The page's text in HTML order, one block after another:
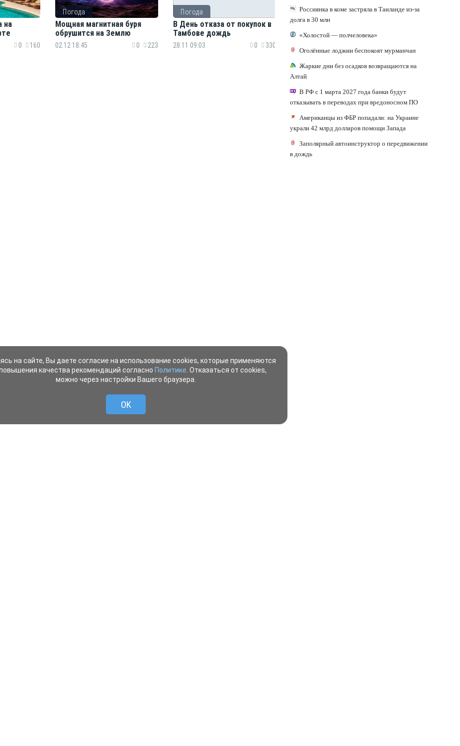
на
0 160
Погода
Мощная магнитная буря
обрушится на Землю
02.12 18:45 0 223
Погода
В День отказа от покупок в
Тамбове дождь
28.11 09:03 0 330
Россиянка в коме застряла в Таиланде из-за
долга в 30 млн
«Холостой — полчеловека»
Оголённые лоджии беспокоят мурманчан
Жаркие дни без осадков возвращаются на
Алтай
В РФ с 1 марта 2027 года банки будут
отказывать в переводах при вредоносном ПО
Американцы из ФБР попадали: на Украине
украли 42 млрд долларов помощи Запада
Заполярный автоинструктор о передвижении
в дождь
на сайте, Вы даете согласие на использование cookies, которые применяются
качества рекомендаций согласно Политике . Отказаться от cookies,
можно через настройки Вашего браузера.
OK